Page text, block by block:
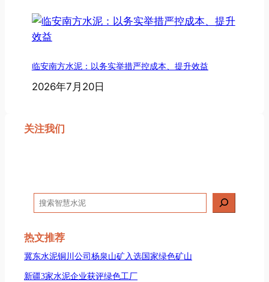
临安南方水泥：以务实举措严控成本、提升效益
2026年7月20日
关注我们
搜
索
热文推荐
冀东水泥铜川公司杨泉山矿入选国家绿色矿山
新疆3家水泥企业获评绿色工厂